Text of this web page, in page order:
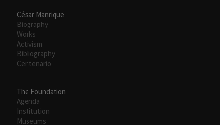
César Manrique
Biography
Works
Activism
Bibliography
Centenario
The Foundation
Agenda
Institution
Museums